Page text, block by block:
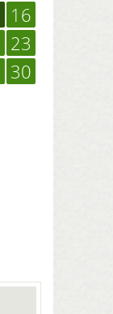
16
23
30